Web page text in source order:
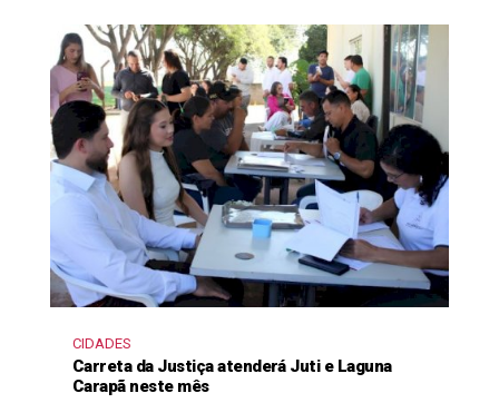
CIDADES
Carreta da Justiça atenderá Juti e Laguna
Carapã neste mês